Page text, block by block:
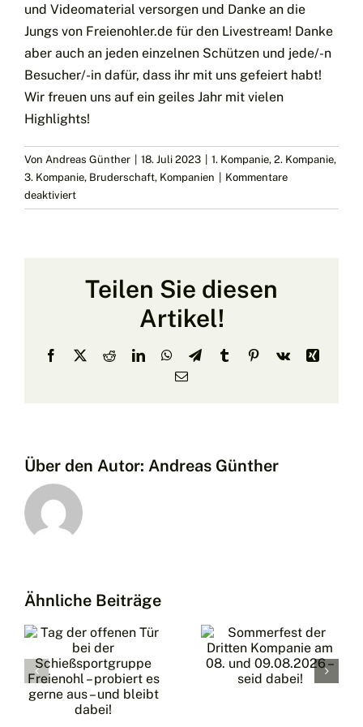
und Videomaterial versorgen und Danke an die
Jungs von Freienohler.de für den Livestream! Danke
aber auch an jeden einzelnen Schützen und jede/-n
Besucher/-in dafür, dass ihr mit uns gefeiert habt!
Wir freuen uns auf ein geiles Jahr mit vielen
Highlights!
Von Andreas Günther 18. Juli 2023 1. Kompanie, 2. Kompanie,
3. Kompanie, Bruderschaft, Kompanien
Kommentare
deaktiviertfür
Schützenfest
heißes
Fest!
Teilen Sie diesen
Artikel!
Facebook
X RedditLinkedInWhatsApp
TelegramTumblrPinterest
Vk
Xing
E-
Über den Autor: Andreas Günther
Ähnliche Beiträge
Dritten
Kompanie
am 08.
und
ganz so
kleiner)
Bericht –